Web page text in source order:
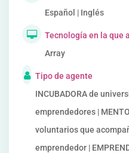
Español | Inglés
Tecnología en la que
Array
Tipo de agente
INCUBADORA de
emprendedores |
voluntarios que
emprendedor |